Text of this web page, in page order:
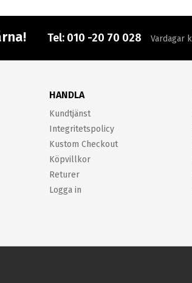
Tel: 010 -20 70 028 Vardagar
HANDLA
Kundtjänst
Integritetspolicy
Kustom Checkout
Köpvillkor
Returer
Logga in